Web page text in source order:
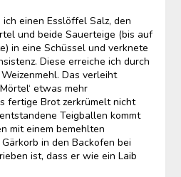
einen Esslöffel Salz, den
und beide Sauerteige (bis auf
in eine Schüssel und verknete
Diese erreiche ich durch
Das verleiht
etwas mehr
fertige Brot zerkrümelt nicht
Teigballen kommt
mit einem bemehlten
in den Backofen bei
ist, dass er wie ein Laib